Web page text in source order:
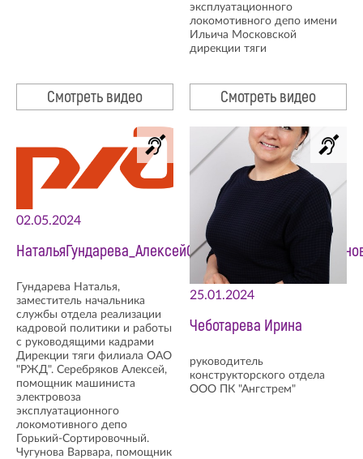
Смотреть видео
эксплуатационного
локомотивного депо имени
Ильича Московской
дирекции тяги
Смотреть видео
02.05.2024
Гундарева Наталья,
заместитель начальника
службы отдела реализации
кадровой политики и работы
с руководящими кадрами
Дирекции тяги филиала ОАО
"РЖД". Серебряков Алексей,
помощник машиниста
электровоза
эксплуатационного
локомотивного депо
Горький-Сортировочный.
Чугунова Варвара, помощник
25.01.2024
Чеботарева Ирина
руководитель
конструкторского отдела
ООО ПК "Ангстрем"